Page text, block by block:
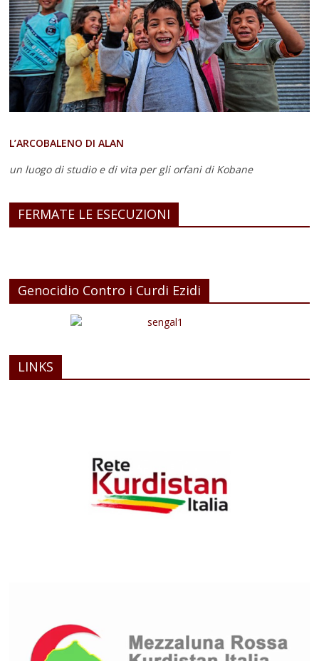
L’ARCOBALENO DI ALAN
un luogo di studio e di vita per gli orfani di Kobane
FERMATE LE ESECUZIONI
Genocidio Contro i Curdi Ezidi
LINKS